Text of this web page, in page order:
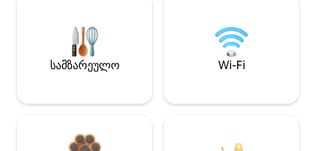
სამზარეულო Wi-Fi